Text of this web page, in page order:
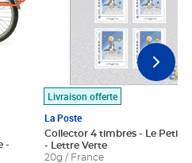
Livraison offerte
La Poste
Collector 4 timbres - Le Petit
- Lettre Verte
20g / France